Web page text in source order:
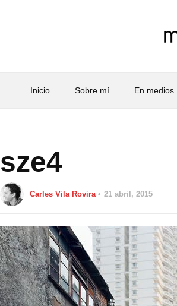
Inicio Sobre mí En medios
sze4
Carles Vila Rovira 21 abril, 2015